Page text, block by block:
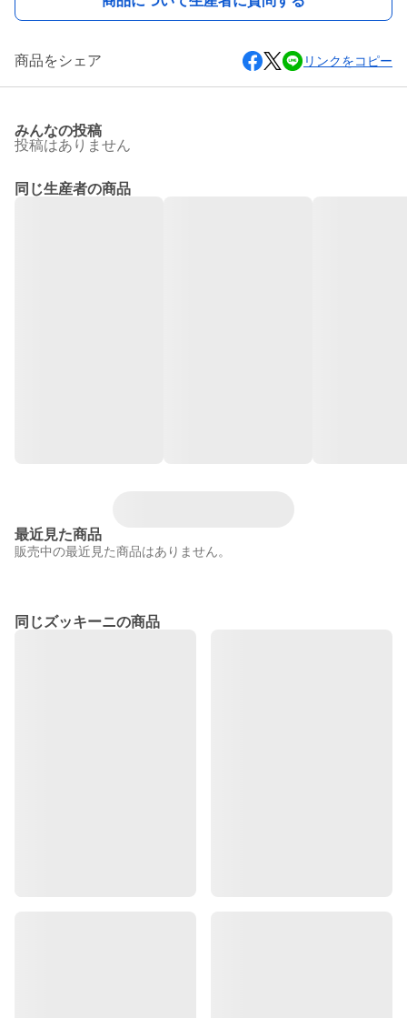
商品をシェア リンクをコピー
みんなの投稿
投稿はありません
同じ生産者の商品
最近見た商品
販売中の最近見た商品はありません。
同じズッキーニの商品